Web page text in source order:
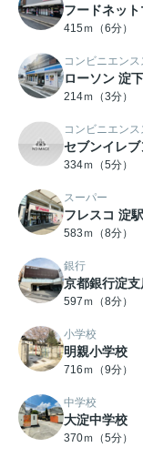
フードネッ
415ｍ（6分）
コンビニエンス
ローソン 淀
214ｍ（3分）
コンビニエンス
セブンイレ
334ｍ（5分）
スーパー
フレスコ 淀
583ｍ（8分）
銀行
京都銀行淀支
597ｍ（8分）
小学校
明親小学校
716ｍ（9分）
中学校
大淀中学校
370ｍ（5分）